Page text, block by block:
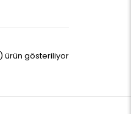
ürün gösteriliyor